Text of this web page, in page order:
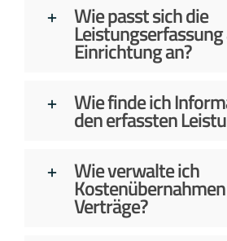
Wie passt sich die
Einrichtung an?
Wie finde ich
den erfassten
Wie verwalte ich
Verträge?